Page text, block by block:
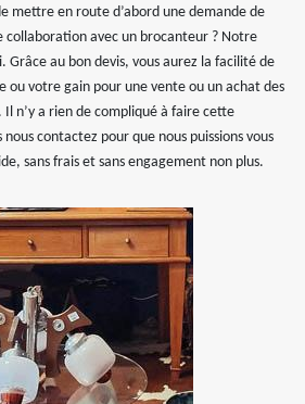
mettre en route d’abord une demande de
collaboration avec un brocanteur ? Notre
Grâce au bon devis, vous aurez la facilité de
ou votre gain pour une vente ou un achat des
n’y a rien de compliqué à faire cette
contactez pour que nous puissions vous
sans frais et sans engagement non plus.